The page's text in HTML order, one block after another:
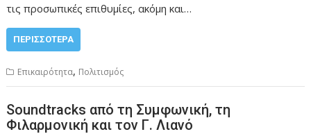
τις προσωπικές επιθυμίες, ακόμη και…
ΠΕΡΙΣΣΌΤΕΡΑ
Επικαιρότητα, Πολιτισμός
Soundtracks από τη Συμφωνική, τη
Φιλαρμονική και τον Γ. Λιανό